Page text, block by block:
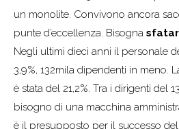
un monolite. Convivono ancora
punte d’eccellenza. Bisogna
Negli ultimi dieci anni il personale
3,9%, 132mila dipendenti in meno.
è stata del 21,2%. Tra i dirigenti del
bisogno di una macchina
è il presupposto per il successo